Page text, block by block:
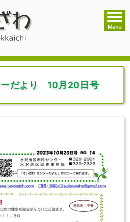
ーだより 10月20日号